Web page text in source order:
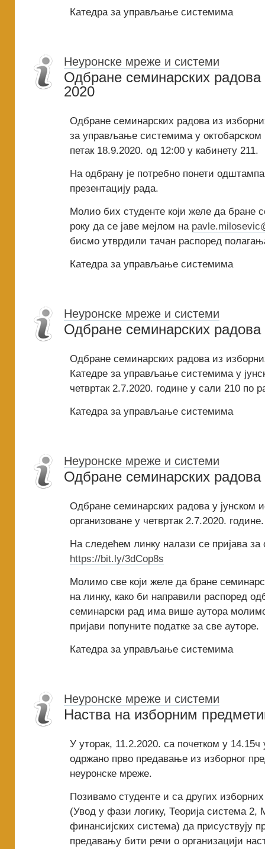
Катедра за управљање системима
Неуронске мреже и системи
Одбране семинарских
2020
Одбране семинарских радова из
за управљање системима у oктобарском
петак 18.9.2020. од 12:00 у кабинету 211.
На одбрану је потребно понети
презентацију рада.
Молио бих студенте који желе да бране
року да се јаве мејлом на
бисмо утврдили тачан распоред
Катедра за управљање системима
Неуронске мреже и системи
Одбране семинарских
Одбране семинарских радова из
Катедре за управљање системима у
четвртак 2.7.2020. године у сали 210 по
Катедра за управљање системима
Неуронске мреже и системи
Одбране семинарских радова
Одбране семинарских радова у јунском
организоване у четвртак 2.7.2020. године.
На следећем линку налази се пријава за
https://bit.ly/3dCop8s
Молимо све који желе да бране
на линку, како би направили распоред
семинарски рад има више аутора молимо
пријави попуните податке за све ауторе.
Катедра за управљање системима
Неуронске мреже и системи
Наства на изборним
У уторак, 11.2.2020. са почетком у
одржано прво предавање из изборног
неуронске мреже.
Позивамо студенте и са других
(Увод у фази логику, Теорија система
финансијских система) да присуствују
предавању бити речи о организацији